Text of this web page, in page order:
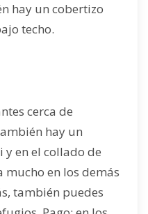
hay un cobertizo
techo.
cerca de
hay un
y en el collado de
mucho en los demás
también puedes